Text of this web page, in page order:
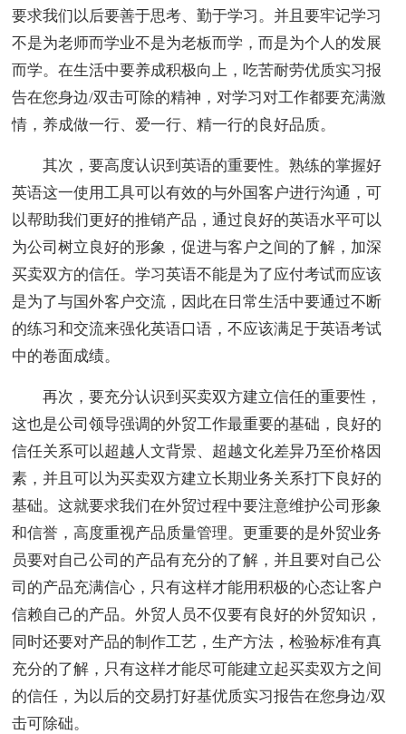
要求我们以后要善于思考、勤于学习。并且要牢记学习
不是为老师而学业不是为老板而学，而是为个人的发展
而学。在生活中要养成积极向上，吃苦耐劳优质实习报
告在您身边/双击可除的精神，对学习对工作都要充满激
情，养成做一行、爱一行、精一行的良好品质。
其次，要高度认识到英语的重要性。熟练的掌握好
英语这一使用工具可以有效的与外国客户进行沟通，可
以帮助我们更好的推销产品，通过良好的英语水平可以
为公司树立良好的形象，促进与客户之间的了解，加深
买卖双方的信任。学习英语不能是为了应付考试而应该
是为了与国外客户交流，因此在日常生活中要通过不断
的练习和交流来强化英语口语，不应该满足于英语考试
中的卷面成绩。
再次，要充分认识到买卖双方建立信任的重要性，
这也是公司领导强调的外贸工作最重要的基础，良好的
信任关系可以超越人文背景、超越文化差异乃至价格因
素，并且可以为买卖双方建立长期业务关系打下良好的
基础。这就要求我们在外贸过程中要注意维护公司形象
和信誉，高度重视产品质量管理。更重要的是外贸业务
员要对自己公司的产品有充分的了解，并且要对自己公
司的产品充满信心，只有这样才能用积极的心态让客户
信赖自己的产品。外贸人员不仅要有良好的外贸知识，
同时还要对产品的制作工艺，生产方法，检验标准有真
充分的了解，只有这样才能尽可能建立起买卖双方之间
的信任，为以后的交易打好基优质实习报告在您身边/双
击可除础。